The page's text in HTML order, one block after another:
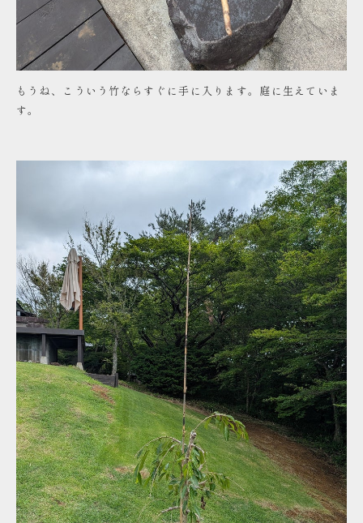
もうね、こういう竹ならすぐに手に入ります。庭に生えていま
す。